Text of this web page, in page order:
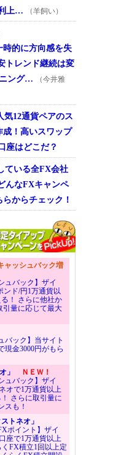
上…
（羊飼い）
時的に方向感を失
トレンド継続は変
ング…
（今井雅
気12通貨ペアのス
成！高いスワップ
座はどこだ？
ている全FX会社
んなFXキャンペ
からチェック！
ャッシュバック増
ュバック】ザイ
ンド/円1万通貨以
！ さらに他社か
引量に応じて最大
バック】当サイト
現金3000円がもら
」
ＮＥＷ！
ュバック】ザイ
オで1万通貨以上
さらに取引量に
スも！
トネオ」
ポイント】ザイ
座で1万通貨以上
FX積立1回以上定